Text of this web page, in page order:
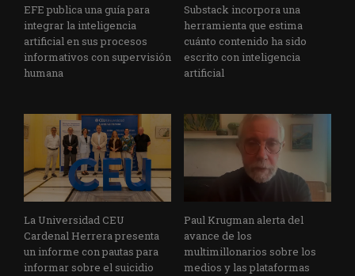
EFE publica una guía para
integrar la inteligencia
artificial en sus procesos
informativos con supervisión
humana
Substack incorpora una
herramienta que estima
cuánto contenido ha sido
escrito con inteligencia
artificial
La Universidad CEU
Cardenal Herrera presenta
un informe con pautas para
informar sobre el suicidio
Paul Krugman alerta del
avance de los
multimillonarios sobre los
medios y las plataformas